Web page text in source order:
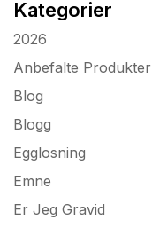
Kategorier
2026
Anbefalte Produkter
Blog
Blogg
Egglosning
Emne
Er Jeg Gravid